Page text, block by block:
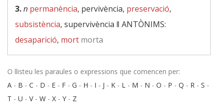
3.n permanència, pervivència, preservació,
subsistència, supervivència ‖ ANTÒNIMS:
desaparició, mort morta
O llisteu les paraules o expressions que comencen per:
A - B - C - D - E - F - G - H - I - J - K - L - M - N - O - P - Q - R - S -
T - U - V- W - X - Y - Z